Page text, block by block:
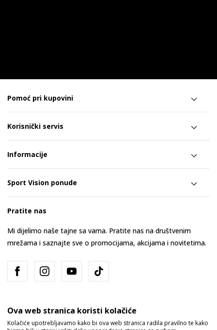
Pomoć pri kupovini
Korisnički servis
Informacije
Sport Vision ponude
Pratite nas
Mi dijelimo naše tajne sa vama. Pratite nas na društvenim
mrežama i saznajte sve o promocijama, akcijama i novitetima.
Ova web stranica koristi kolačiće
Kolačiće upotrebljavamo kako bi ova web stranica radila pravilno te kako